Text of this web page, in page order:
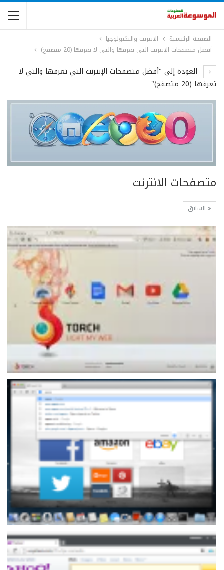
الصفحة الرئيسية
الانترنت والتكنولوجيا
أفضل متصفحات الإنترنت التي تعرفها والتي لا تعرفها (20 متصفح)
العودة إلى "أفضل متصفحات الإنترنت التي تعرفها والتي لا
تعرفها (20 متصفح)"
متصفحات الانترنت
السابق